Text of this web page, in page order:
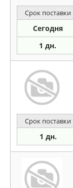
Срок поставки
Сегодня
1 дн.
Срок поставки
1 дн.